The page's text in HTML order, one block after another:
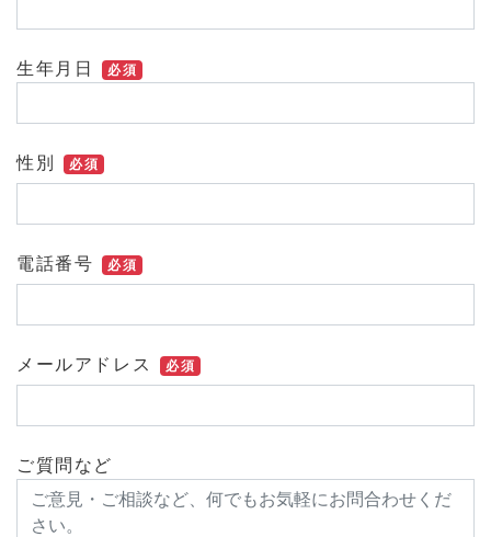
生年月日 必須
性別 必須
電話番号 必須
メールアドレス 必須
ご質問など